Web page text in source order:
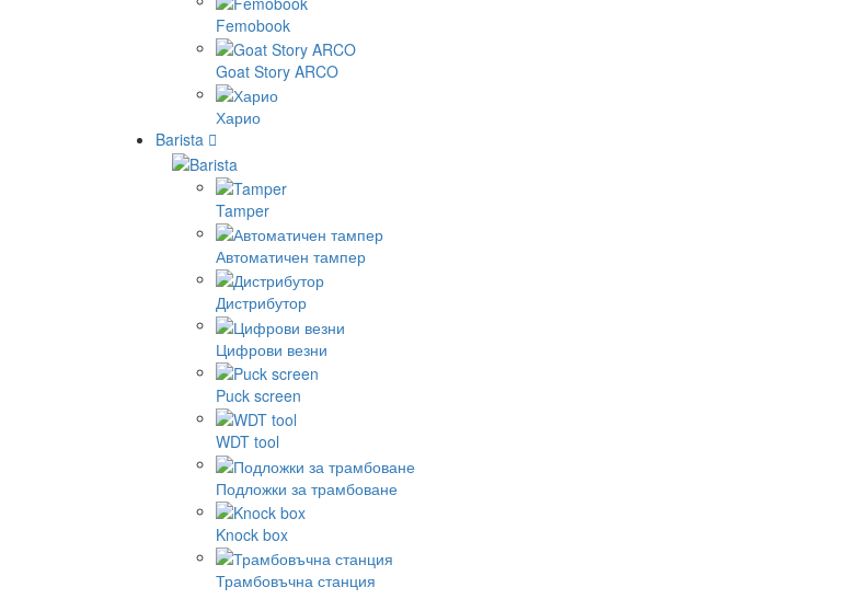
Femobook
Goat Story ARCO
Харио
Barista
Tamper
Автоматичен тампер
Дистрибутор
Цифрови везни
Puck screen
WDT tool
Подложки за трамбоване
Knock box
Трамбовъчна станция